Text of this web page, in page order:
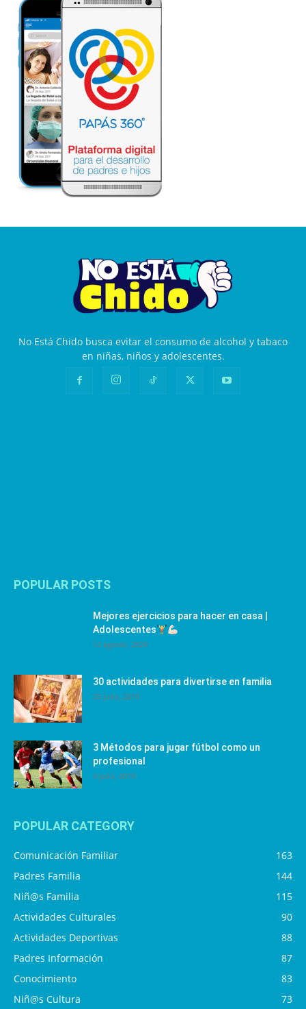
No Está Chido busca evitar el consumo de alcohol y tabaco
en niñas, niños y adolescentes.
POPULAR POSTS
Mejores ejercicios para hacer en casa |
Adolescentes
12 agosto, 2024
30 actividades para divertirse en familia
25 julio, 2019
3 Métodos para jugar fútbol como un
profesional
4 julio, 2019
POPULAR CATEGORY
Comunicación Familiar
163
Padres Familia
144
Niñ@s Familia
115
Actividades Culturales
90
Actividades Deportivas
88
Padres Información
87
Conocimiento
83
Niñ@s Cultura
73